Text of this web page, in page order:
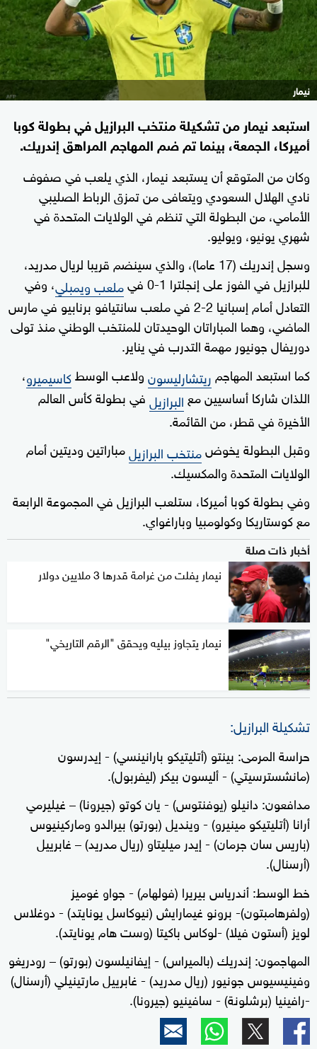
نيمار
استبعد نيمار من تشكيلة منتخب البرازيل في بطولة كوبا
أميركا، الجمعة، بينما تم ضم المهاجم المراهق إندريك.
وكان من المتوقع أن يستبعد نيمار، الذي يلعب في صفوف
نادي الهلال السعودي ويتعافى من تمزق الرباط الصليبي
الأمامي، من البطولة التي تنظم في الولايات المتحدة في
شهري يونيو، ويوليو.
وسجل إندريك (17 عاما)، والذي سينضم قريبا لريال مدريد،
للبرازيل في الفوز على إنجلترا 1-0 في
ملعب ويمبلي، وفي
التعادل أمام إسبانيا 2-2 في ملعب سانتيافو برنابيو في مارس
الماضي، وهما المباراتان الوحيدتان للمنتخب الوطني منذ تولى
دوريفال جونيور مهمة التدرب في يناير.
كما استبعد المهاجم ريتشارليسونولاعب الوسطكاسيميرو،
اللذان شاركا أساسيين معالبرازيلفي بطولة كأس العالم
الأخيرة في قطر، من القائمة.
وقبل البطولة يخوضمنتخب البرازيلمباراتين وديتين أمام
الولايات المتحدة والمكسيك.
وفي بطولة كوبا أميركا، ستلعب البرازيل في المجموعة الرابعة
مع كوستاريكا وكولومبيا وباراغواي.
أخبار ذات صلة
نيمار يفلت من غرامة قدرها 3 ملايين دولار
نيمار يتجاوز بيليه ويحقق "الرقم التاريخي"
تشكيلة البرازيل:
حراسة المرمى: بينتو (أتليتيكو بارانينسي) - إيدرسون
(مانشسترسيتي) - أليسون بيكر (ليفربول).
مدافعون: دانيلو (يوفنتوس) - يان كوتو (جيرونا) – غيليرمي
أرانا (أتليتيكو مينيرو) - وينديل (بورتو) بيرالدو وماركينيوس
(باريس سان جرمان) - إيدر ميليتاو (ريال مدريد) – غابرييل
(أرسنال).
خط الوسط: أندرياس بيريرا (فولهام) - جواو غوميز
(ولفرهامبتون)- برونو غيمارايش (نيوكاسل يونايتد) - دوغلاس
لويز (أستون فيلا) -لوكاس باكيتا (وست هام يونايتد).
المهاجمون: إندريك (بالميراس) - إيفانيلسون (بورتو) – رودريغو
وفينيسيوس جونيور (ريال مدريد) - غابرييل مارتينيلي (أرسنال)
-رافينيا (برشلونة) - سافينيو (جيرونا).